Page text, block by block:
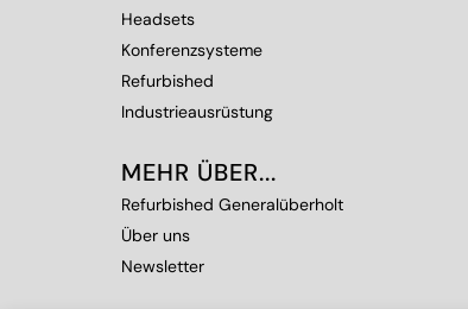
Headsets
Konferenzsysteme
Refurbished
Industrieausrüstung
MEHR ÜBER...
Refurbished Generalüberholt
Über uns
Newsletter